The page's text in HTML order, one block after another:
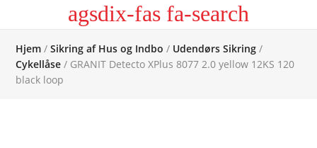
agsdix-fas fa-search
Hjem /Sikring af Hus og Indbo / Udendørs Sikring /
Cykellåse / GRANIT Detecto XPlus 8077 2.0 yellow 12KS 120
black loop